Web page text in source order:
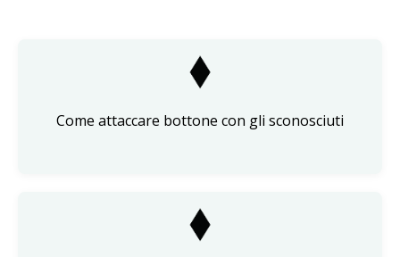
Come attaccare bottone con gli sconosciuti